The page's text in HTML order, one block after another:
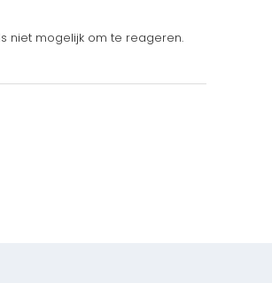
niet mogelijk om te reageren.